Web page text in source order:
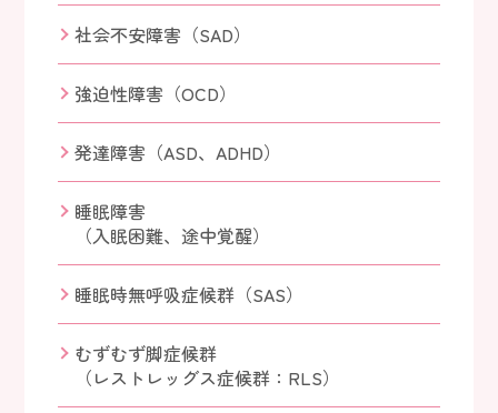
社会不安障害（SAD）
強迫性障害（OCD）
発達障害（ASD、ADHD）
睡眠障害
（入眠困難、途中覚醒）
睡眠時無呼吸症候群（SAS）
むずむず脚症候群
（レストレッグス症候群：RLS）